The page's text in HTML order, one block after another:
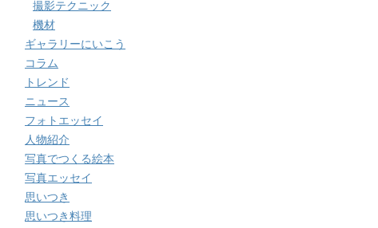
撮影テクニック
機材
ギャラリーにいこう
コラム
トレンド
ニュース
フォトエッセイ
人物紹介
写真でつくる絵本
写真エッセイ
思いつき
思いつき料理